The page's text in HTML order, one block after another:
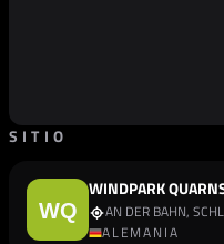
SITIO
WINDPARK
AN DER BAHN,
ALEMANIA